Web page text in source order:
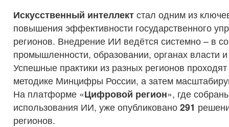
Искусственный интеллект стал одним из
повышения эффективности государственного
регионов. Внедрение ИИ ведётся системно – в
промышленности, образовании, органах власти
Успешные практики из разных регионов
методике Минцифры России, а затем
На платформе «Цифровой регион», где
использования ИИ, уже опубликовано 291
регионов.